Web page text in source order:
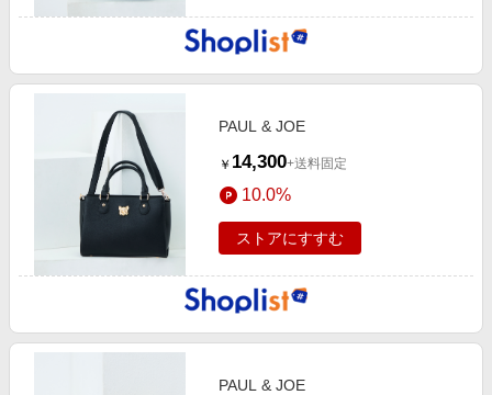
PAUL & JOE
￥ 14,300+送料固定
10.0%
ストアにすすむ
PAUL & JOE